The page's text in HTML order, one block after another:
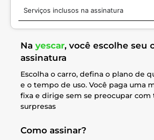
Serviços inclusos na assinatura
Na yescar, você escolhe seu
assinatura
Escolha o carro, defina o plano de
e o tempo de uso. Você paga uma
fixa e dirige sem se preocupar com
surpresas
Como assinar?